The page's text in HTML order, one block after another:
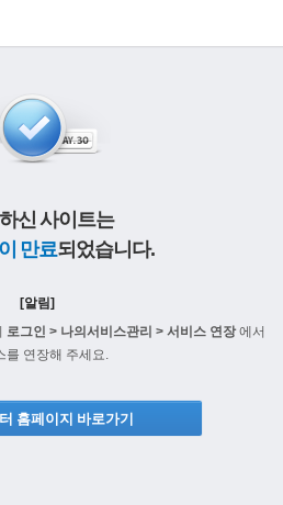
신 사이트는
만료되었습니다.
[알림]
로그인 > 나의서비스관리 > 서비스 연장에서
를 연장해 주세요.
홈페이지 바로가기